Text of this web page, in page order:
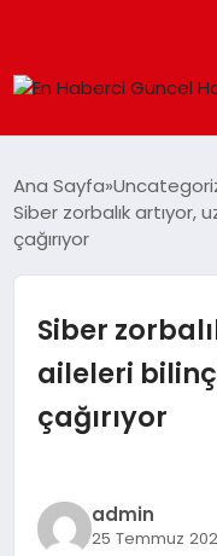
SPOR
MAGAZIN
EKONOMI
Ana Sayfa
Siber zorbalık artıyor,
çağırıyor
Siber
aileleri
çağırıyor
admin
25 Temmuz